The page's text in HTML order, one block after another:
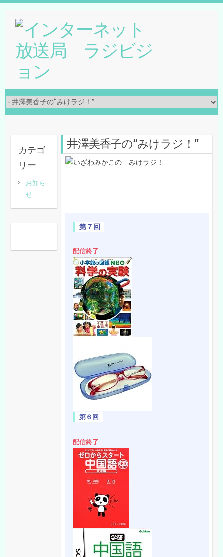
井澤美香子の“みけラジ！”
第７回
配信終了
第６回
配信終了
カテゴ
リー
お知ら
せ